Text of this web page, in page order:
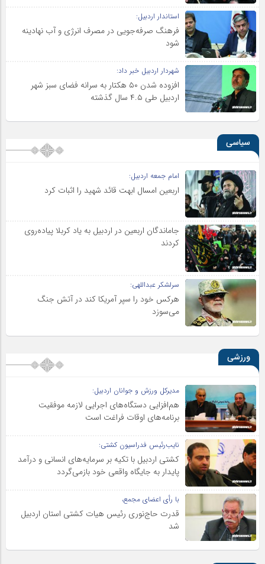
استاندار اردبیل:
فرهنگ صرفه‌جویی در مصرف انرژی و آب نهادینه
شود
شهردار اردبیل خبر داد:
افزوده شدن ۵۰ هکتار به سرانه فضای سبز شهر
اردبیل طی ۴.۵ سال گذشته
سیاسی
امام جمعه اردبیل:
اربعین امسال ابهت قائد شهید را اثبات کرد
جاماندگان اربعین در اردبیل به یاد کربلا پیاده‌روی
کردند
سرلشکر عبداللهی:
هرکس خود را سپر آمریکا کند در آتش جنگ
می‌سوزد
ورزشی
مدیرکل ورزش و جوانان اردبیل:
هم‌افزایی دستگاه‌های اجرایی لازمه موفقیت
برنامه‌های اوقات فراغت است
نایب‌رئیس فدراسیون کشتی:
کشتی اردبیل با تکیه بر سرمایه‌های انسانی و درآمد
پایدار به جایگاه واقعی خود بازمی‌گردد
با رأی اعضای مجمع،
قدرت حاج‌نوری رئیس هیات کشتی استان اردبیل
شد